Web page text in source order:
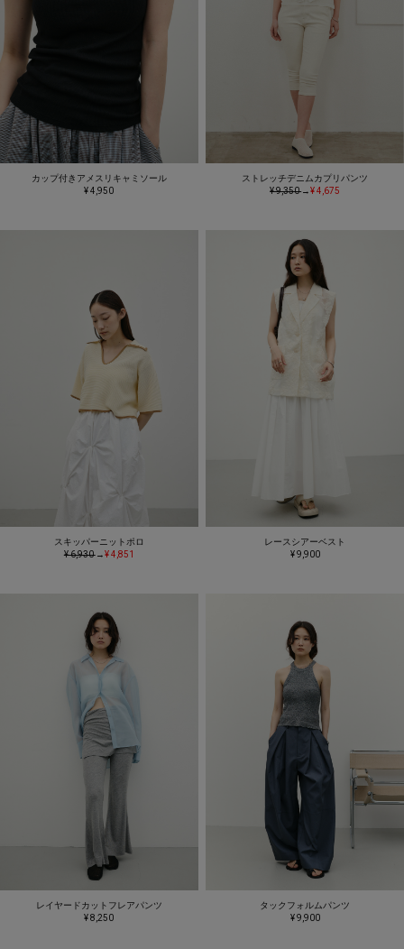
カップ付きアメスリキャミソール
¥ 4,950
ストレッチデニムカプリパンツ
¥ 9,350→¥ 4,675
スキッパーニットポロ
¥ 6,930→¥ 4,851
レースシアーベスト
¥ 9,900
レイヤードカットフレアパンツ
¥ 8,250
タックフォルムパンツ
¥ 9,900